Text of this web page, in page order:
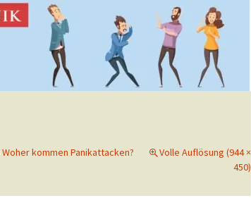
Woher kommen Panikattacken?
Volle Auflösung (944 ×
450)